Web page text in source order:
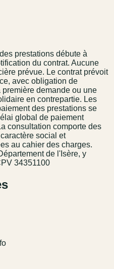
prestations débute à
du contrat. Aucune
prévue. Le contrat prévoit
avec obligation de
demande ou une
en contrepartie. Les
des prestations se
global de paiement
consultation comporte des
social et
au cahier des charges.
de l'Isère, y
34351100